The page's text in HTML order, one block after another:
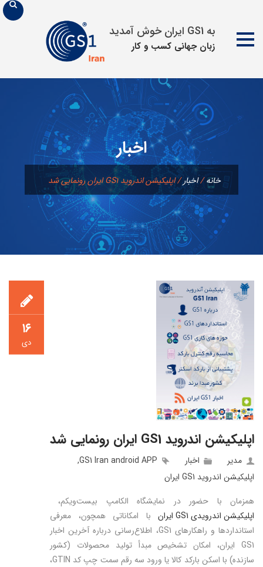
به GS1 ایران خوش آمدید
زبان جهانی كسب و كار
محتوا
اخبار
خانه/اخبار/اپلیکیشن اندروید GS1 ایران رونمایی شد
۱۶
دی
اپلیکیشن اندروید GS1 ایران رونمایی شد
مدیر اخبار GS1 Iran android APP
,
اپليكيشن اندرويد GS1 ايران
همزمان با حضور در نمایشگاه الکامپ بیست‌ویکم،
اپلیکیشن اندرویدی GS1 ایران
با امکاناتی همچون، معرفی
استانداردها و راهکارهای GS1، اطلاع‌رسانی درباره آخرین اخبار
GS1 ایران، امکان تشخیص مبدأ تولید محصولات (کشور
سازنده) با اسکن بارکد کالا یا ورود سه رقم سمت چپ کد GTIN،